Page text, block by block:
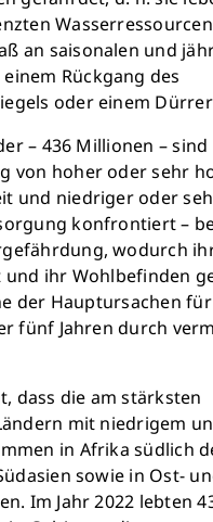
an saisonalen und
Rückgang des
oder einem
– 436 Millionen –
von hoher oder sehr
und niedriger oder
konfrontiert –
wodurch
und ihr Wohlbefinden
der Hauptursachen
fünf Jahren durch
dass die am stärksten
mit niedrigem
in Afrika südlich
sowie in Ost-
Im Jahr 2022 lebten